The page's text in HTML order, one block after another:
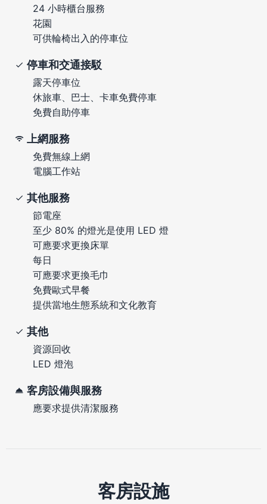
24 小時櫃台服務
花園
可供輪椅出入的停車位
停車和交通接駁
露天停車位
休旅車、巴士、卡車免費停車
免費自助停車
上網服務
免費無線上網
電腦工作站
其他服務
節電座
至少 80% 的燈光是使用 LED 燈
可應要求更換床單
每日
可應要求更換毛巾
免費歐式早餐
提供當地生態系統和文化教育
其他
資源回收
LED 燈泡
客房設備與服務
應要求提供清潔服務
客房設施